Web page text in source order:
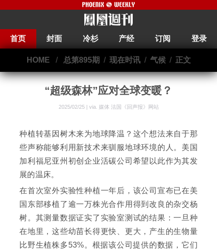
首页 封面 冷杉 产经 订阅 登录
HOME / 总第895期 / 现在时讯/ 气候/ 正文
“超级森林”应对全球变暖？
2025/02/25 | via. 媒体 法国《回声报》网站
种植转基因树木来为地球降温？这个想法来自于那
些声称能够利用新技术来驯服地球环境的人。美国
加利福尼亚州初创企业活碳公司希望以此作为其发
展的温床。
在首次室外实验性种植一年后，该公司宣布已在美
国东部移植了逾一万株光合作用得到改良的杂交杨
树。其测量数据证实了实验室测试的结果：一旦种
在地里，这些幼苗长得更快、更大，产生的生物量
比野生植株多53%。根据该公司提供的数据，它们